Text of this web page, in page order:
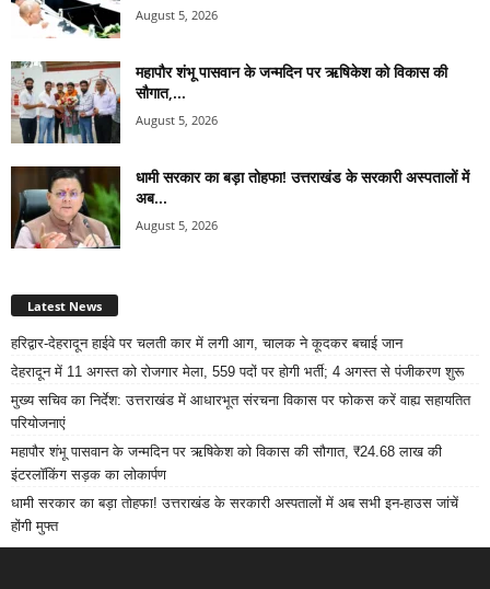
August 5, 2026
महापौर शंभू पासवान के जन्मदिन पर ऋषिकेश को विकास की
सौगात,...
August 5, 2026
धामी सरकार का बड़ा तोहफा! उत्तराखंड के सरकारी अस्पतालों में
अब...
August 5, 2026
Latest News
हरिद्वार-देहरादून हाईवे पर चलती कार में लगी आग, चालक ने कूदकर बचाई जान
देहरादून में 11 अगस्त को रोजगार मेला, 559 पदों पर होगी भर्ती; 4 अगस्त से पंजीकरण शुरू
मुख्य सचिव का निर्देश: उत्तराखंड में आधारभूत संरचना विकास पर फोकस करें वाह्य सहायतित
परियोजनाएं
महापौर शंभू पासवान के जन्मदिन पर ऋषिकेश को विकास की सौगात, ₹24.68 लाख की
इंटरलॉकिंग सड़क का लोकार्पण
धामी सरकार का बड़ा तोहफा! उत्तराखंड के सरकारी अस्पतालों में अब सभी इन-हाउस जांचें
होंगी मुफ्त